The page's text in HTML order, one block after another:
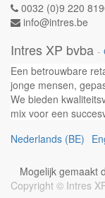
0032 (0)9 220
info@intres.be
Intres XP bvba -
Een betrouwbare
jonge mensen,
We bieden
mix voor een
Nederlands (BE)
Mogelijk gemaakt
Copyright © Intres